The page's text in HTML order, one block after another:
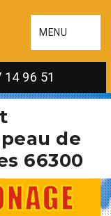
MENU
14 96 51
de
66300